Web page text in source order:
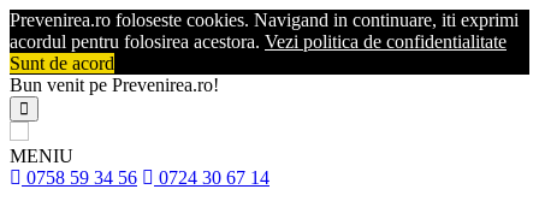
Prevenirea.ro foloseste cookies. Navigand in continuare, iti exprimi
acordul pentru folosirea acestora. Vezi politica de confidentialitate
Sunt de acord
Bun venit pe Prevenirea.ro!
MENIU
0758 59 34 56
0724 30 67 14